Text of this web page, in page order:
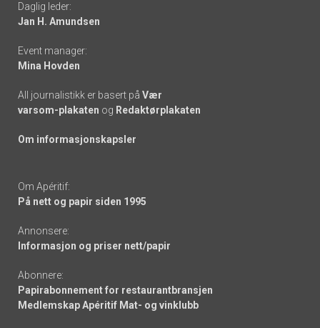
links
Daglig leder:
Jan H. Amundsen
Event manager:
Mina Hovden
All journalistikk er basert på Vær
varsom-plakaten og Redaktørplakaten
Om informasjonskapsler
Om Apéritif:
På nett og papir siden 1995
Annonsere:
Informasjon og priser nett/papir
Abonnere:
Papirabonnement for restaurantbransjen
Medlemskap Apéritif Mat- og vinklubb